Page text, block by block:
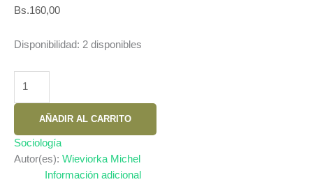
Bs.160,00
Disponibilidad: 2 disponibles
MUNDO...
DISCREPANCIAS
SORPRESAS
Y
DERIVAS
AÑADIR AL CARRITO
Sociología
Autor(es): Wieviorka Michel
Información adicional